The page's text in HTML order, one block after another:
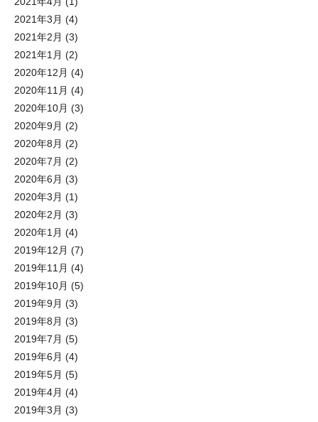
2021年3月 (4)
2021年2月 (3)
2021年1月 (2)
2020年12月 (4)
2020年11月 (4)
2020年10月 (3)
2020年9月 (2)
2020年8月 (2)
2020年7月 (2)
2020年6月 (3)
2020年3月 (1)
2020年2月 (3)
2020年1月 (4)
2019年12月 (7)
2019年11月 (4)
2019年10月 (5)
2019年9月 (3)
2019年8月 (3)
2019年7月 (5)
2019年6月 (4)
2019年5月 (5)
2019年4月 (4)
2019年3月 (3)